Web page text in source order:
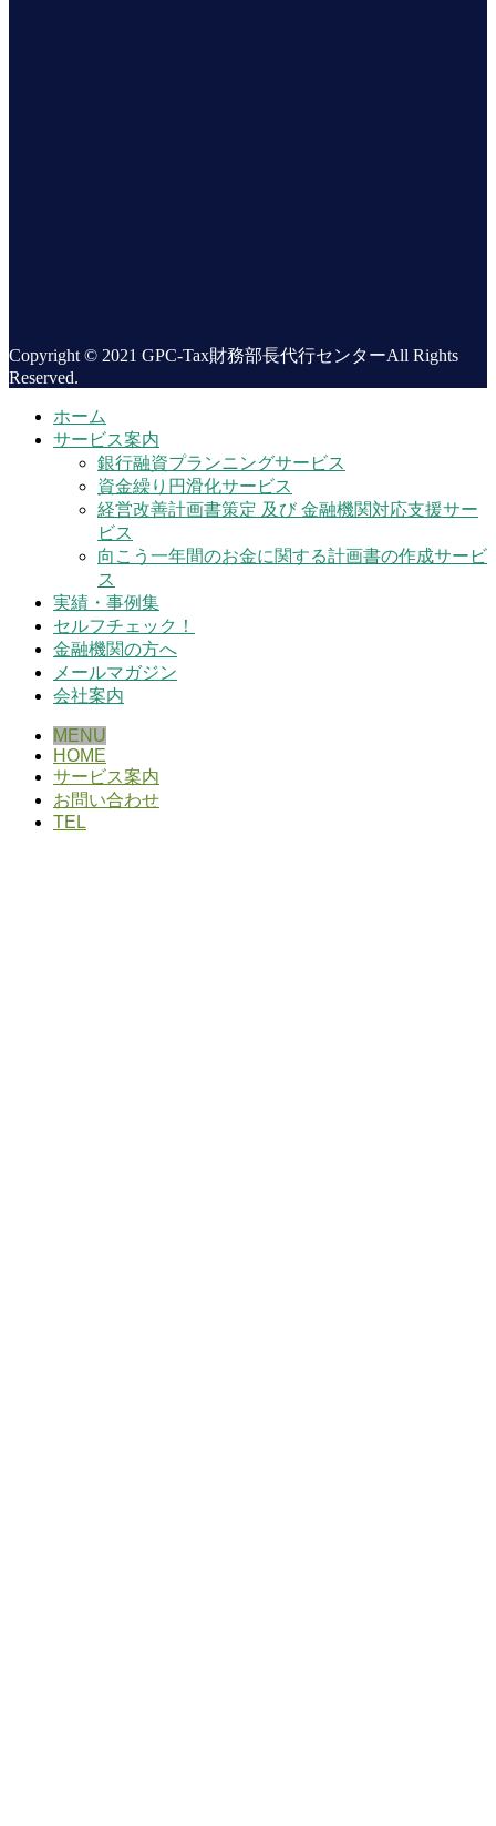
Copyright © 2021 GPC-Tax財務部長代行センターAll Rights
Reserved.
ホーム
サービス案内
銀行融資プランニングサービス
資金繰り円滑化サービス
経営改善計画書策定 及び 金融機関対応支援サー
ビス
向こう一年間のお金に関する計画書の作成サービ
ス
実績・事例集
セルフチェック！
金融機関の方へ
メールマガジン
会社案内
MENU
HOME
サービス案内
お問い合わせ
TEL